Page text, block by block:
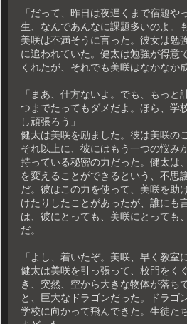
「だって、昨日は夜遅くまで宿題や
生、なんであんなに課題多いのよ。
美咲は不満そうに言った。彼女は勉
に追われていた。健太は勉強が得意
くれたが、それでも美咲はなかなか
「まあ、仕方ないよ。でも、もっと
つまでたってもダメだよ。ほら、学
し頑張ろう」
健太は美咲を励ました。彼は美咲の
それ以上に、彼にはもう一つの悩み
持っている秘密の力だった。健太は
を変えることができるという、不思
だ。彼はこの力を使って、美咲を助
けたりしたことがあったが、誰にも
は、彼にとっても、美咲にとっても
だ。
「よし、着いたぞ。美咲、早く教室
健太は美咲を引っ張って、校門をく
き、突然、空から大きな物体が落ち
と、巨大なドラゴンだった。ドラゴ
学校に向かって飛んできた。生徒た